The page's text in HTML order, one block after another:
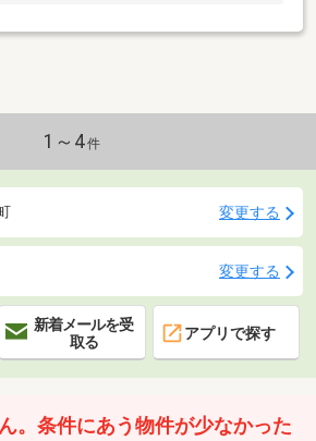
1～4件
変更する
変更する
新着メールを受
取る
アプリで探す
。条件にあう物件が少なかった